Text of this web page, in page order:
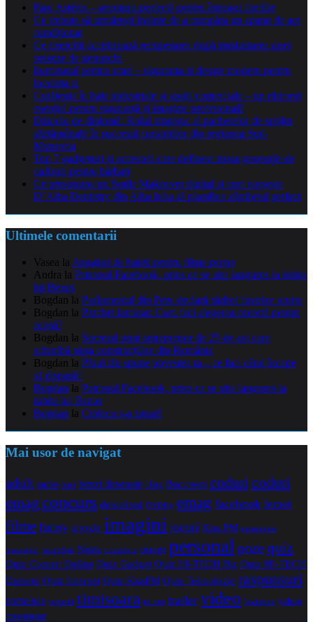
Parc Astérix – aventura perfectă pentru întreaga familie
Ce trebuie să urmărești înainte de a cumpăra un aparat de aer
condiționat
Ce exerciții accelerează recuperarea după implantarea unei
proteze de genunchi
Iluminatul pentru scari – siguranta si design modern pentru
locuinta ta
Curățenia în hale industriale și spații comerciale – un element
esențial pentru siguranță și imagine profesională
Dincolo de diplomă: Rolul strategic al pachetelor de sprijin
săptămânale în succesul cursanților din regiunea Sud-
Muntenia
Top 7 gadgeturi și accesorii care definesc noua generație de
cadouri pentru bărbați
Ce presupune un Smile Makeover digital și cum reușește
D’Alba Dentistry din Alba Iulia să planifice zâmbetul perfect
Ultimele comentarii
Vasea la Angajari de baieti pentru filme porno
Andra la Patronul Facebook, prins ca se uita languros la iubita
lui Bezos
Bogdan la Parlamentul din Peru declară război fustelor scurte
Bogdan la Parchet laminat: Cum faci alegerea corectă pentru
acasă?
Bogdan la Secretul unui antreprenor de 25 de ani care
schimbă piața construcțiilor din România
Bogdan la Părul tău spune povestea ta – ce faci când începe
să dispară?
Bogdan la Patronul Facebook, prins ca se uita languros la
iubita lui Bezos
Bogdan la Ciolacu s-a tatuat!
Mai usor de navigat
adult audio bani benzi desenate blog Bucuresti coduri coduri
emag concurs download DVDRip emag facebook femei
filme funny google imagini jocuri Kiss FM maramures
messenger noiembrie Nokia octombrie orange personal pozequiz
Quiz Comert Online Quiz Gadget Quiz HI-TECH Biz Quiz HI-TECH
Oameni Quiz Internet Quiz KissFM Quiz Tehnologie raspunsuri
romania sugestii timisoara torrent trailer video Vodafone yahoo
messenger